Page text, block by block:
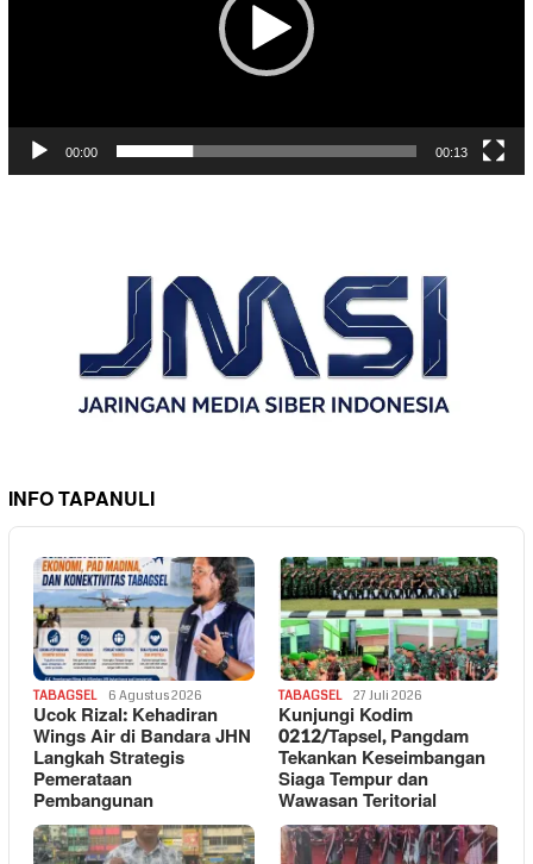
00:00 00:13
INFO TAPANULI
TABAGSEL 6 Agustus 2026
Ucok Rizal: Kehadiran
Wings Air di Bandara JHN
Langkah Strategis
Pemerataan
Pembangunan
TABAGSEL 27 Juli 2026
Kunjungi Kodim
0212/Tapsel, Pangdam
Tekankan Keseimbangan
Siaga Tempur dan
Wawasan Teritorial